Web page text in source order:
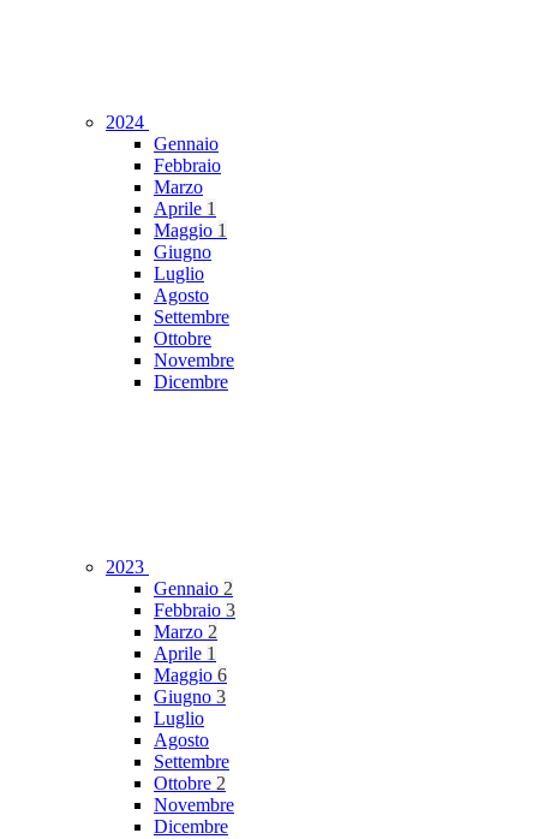
2024
Gennaio
Febbraio
Marzo
Aprile 1
Maggio 1
Giugno
Luglio
Agosto
Settembre
Ottobre
Novembre
Dicembre
2023
Gennaio 2
Febbraio 3
Marzo 2
Aprile 1
Maggio 6
Giugno 3
Luglio
Agosto
Settembre
Ottobre 2
Novembre
Dicembre